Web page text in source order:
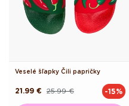
Veselé šľapky Čili papričky
Pôvodná25.99 €
Akciová
21.99 € -15%